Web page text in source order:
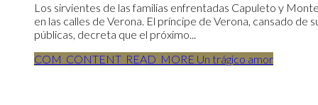
Los sirvientes de las familias enfrentadas Capuleto y
en las calles de Verona. El príncipe de Verona, cansado de
públicas, decreta que el próximo...
COM_CONTENT_READ_MORE Un trágico amor